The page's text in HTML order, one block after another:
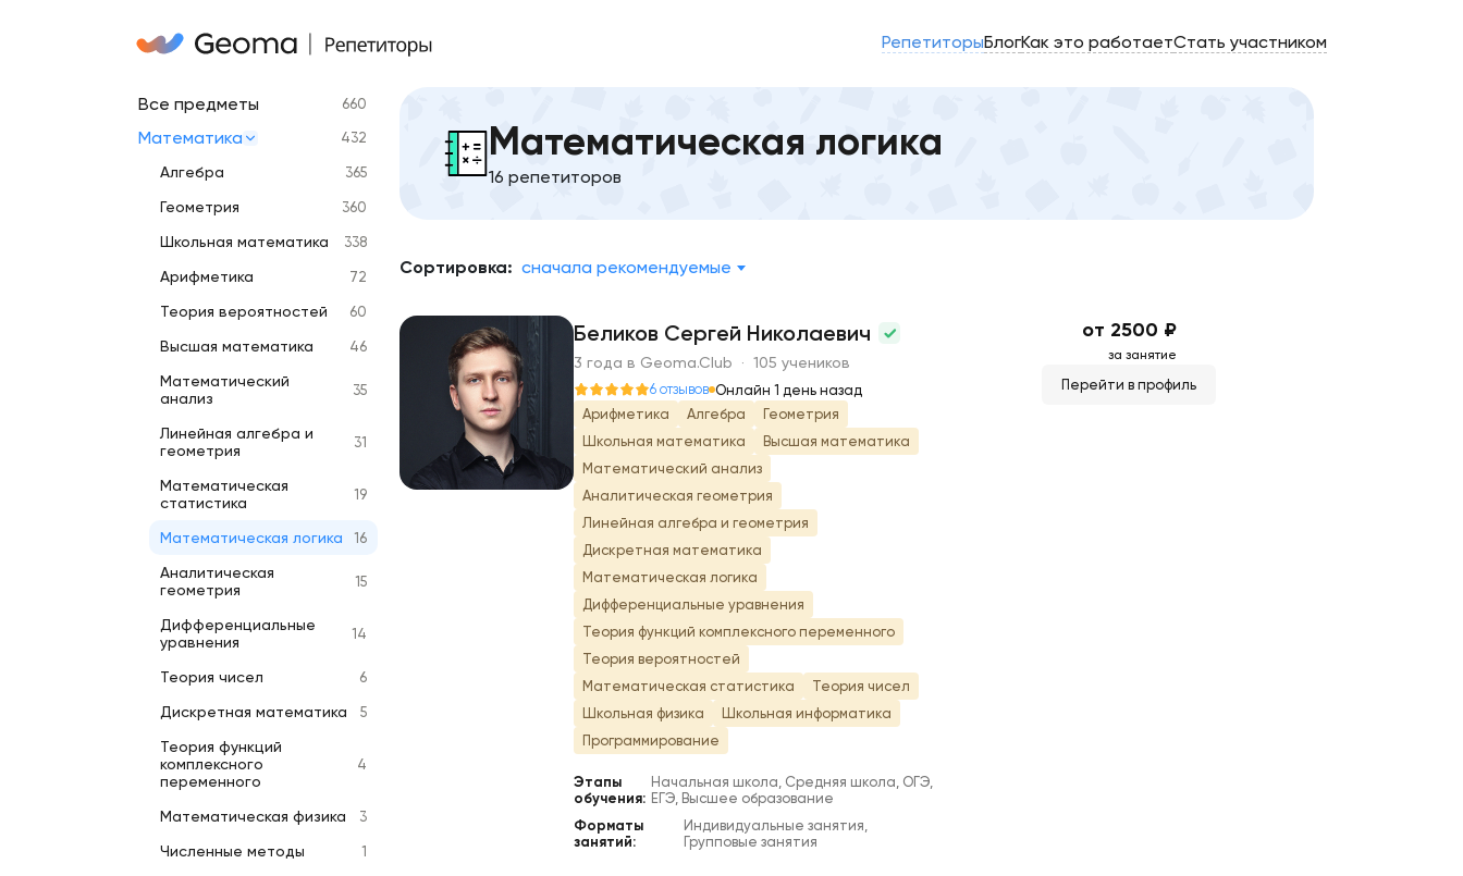
РепетиторыБлогКак это работаетСтать участником
Все предметы 660
Математика 432
Алгебра 365
Геометрия 360
Школьная математика 338
Арифметика 72
Теория вероятностей 60
Высшая математика 46
Математический
анализ
35
Линейная алгебра и
геометрия
31
Математическая
статистика
19
Математическая логика 16
Аналитическая
геометрия
15
Дифференциальные
уравнения
14
Теория чисел 6
Дискретная математика 5
Теория функций
комплексного
переменного
4
Математическая физика 3
Численные методы 1
Математическая логика
16 репетиторов
Сортировка: сначала рекомендуемые
Б
Беликов Сергей Николаевич
3 года в Geoma.Club · 105 учеников
6 отзывов Онлайн 1 день назад
Арифметика
Алгебра
Геометрия
Школьная математика
Высшая математика
Математический анализ
Аналитическая геометрия
Линейная алгебра и геометрия
Дискретная математика
Математическая логика
Дифференциальные уравнения
Теория функций комплексного переменного
Теория вероятностей
Математическая статистика
Теория чисел
Школьная физика
Школьная информатика
Программирование
Этапы
обучения:
Начальная школа, Средняя школа, ОГЭ,
ЕГЭ, Высшее образование
Форматы
занятий:
Индивидуальные занятия,
Групповые занятия
от 2500 ₽
за занятие
Перейти в профиль